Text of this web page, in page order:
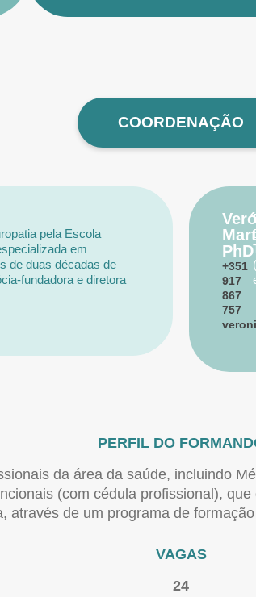
COORDENAÇÃO
pela Escola
em
de duas décadas de
fundadora e diretora
de pós-graduação em
PhD
+351
917
867
757
PERFIL DO
da área da saúde, incluindo
(com cédula profissional),
através de um programa de
VAGAS
24